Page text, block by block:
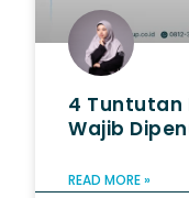
4 Tuntutan
Wajib
READ MORE »